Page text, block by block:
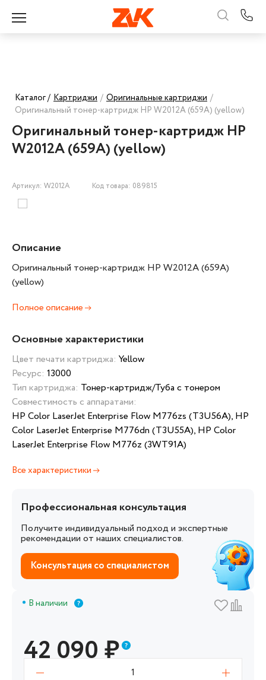
Каталог / Картриджи / Оригинальные картриджи /
Оригинальный тонер-картридж HP W2012A (659A) (yellow)
Оригинальный тонер-картридж HP
W2012A (659A) (yellow)
Артикул: W2012A Код товара: 089815
Описание
Оригинальный тонер-картридж HP W2012A (659A)
(yellow)
Полное описание
Основные характеристики
Цвет печати картриджа: Yellow
Ресурс: 13000
Тип картриджа: Тонер-картридж/Туба с тонером
Совместимость с аппаратами:
HP Color LaserJet Enterprise Flow M776zs (T3U56A), HP
Color LaserJet Enterprise M776dn (T3U55A), HP Color
LaserJet Enterprise Flow M776z (3WT91A)
Все характеристики
Профессиональная консультация
Получите индивидуальный подход и экспертные
рекомендации от наших специалистов.
Консультация со специалистом
В наличии
42 090₽
1